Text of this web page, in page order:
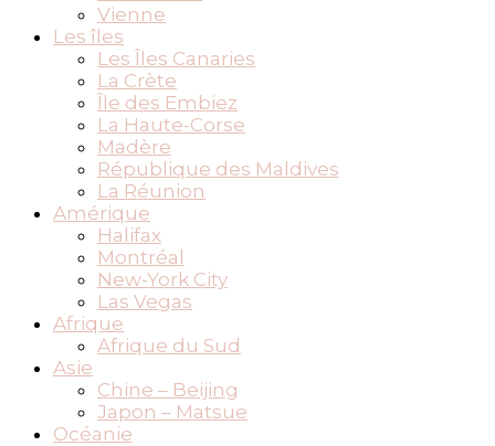
Vienne
Les îles
Les Îles Canaries
La Crète
Île des Embiez
La Haute-Corse
Madère
République des Maldives
La Réunion
Amérique
Halifax
Montréal
New-York City
Las Vegas
Afrique
Afrique du Sud
Asie
Chine – Beijing
Japon – Matsue
Océanie